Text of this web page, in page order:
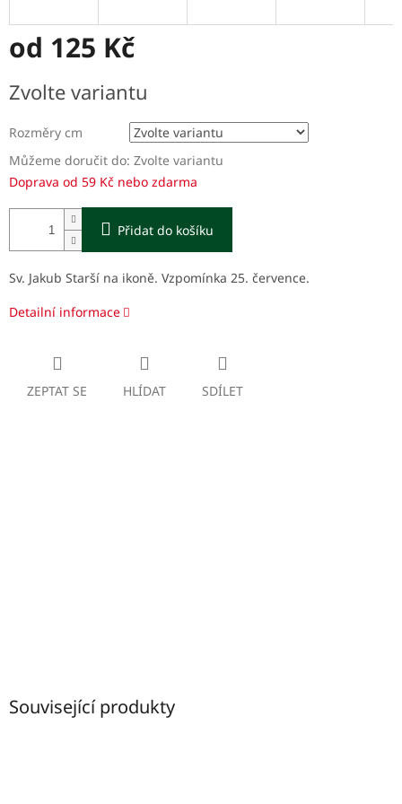
od 125 Kč
cena:
Zvolte variantu
Rozměry cm
Můžeme doručit do: Zvolte variantu
Doprava od 59 Kč nebo zdarma
Přidat do košíku
Sv. Jakub Starší na ikoně. Vzpomínka 25. července.
Detailní informace
ZEPTAT SE HLÍDAT SDÍLET
Související produkty